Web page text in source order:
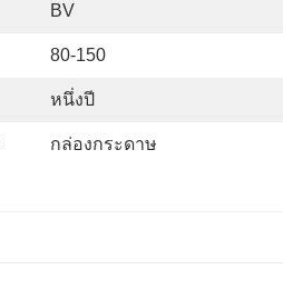
BV
80-150
หนึ่งปี
กล่องกระดาษ